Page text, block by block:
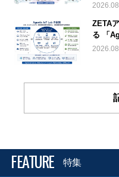
ZETA
る 「
FEATURE 特集